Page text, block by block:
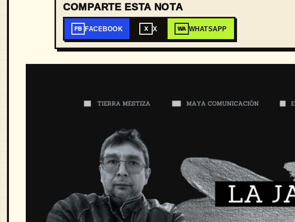
COMPARTE ESTA NOTA
FB FACEBOOK X X WA WHATSAPP